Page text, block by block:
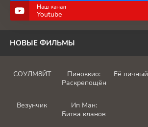
Наш канал
Youtube
НОВЫЕ ФИЛЬМЫ
СОУЛМ8ЙТ
Пиноккио:
Раскрепощённый
Её
Везунчик
Ип Ман:
Битва кланов